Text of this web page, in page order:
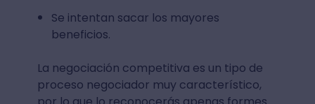
Se intentan sacar los mayores
beneficios.
La negociación competitiva es un tipo de
proceso negociador muy característico,